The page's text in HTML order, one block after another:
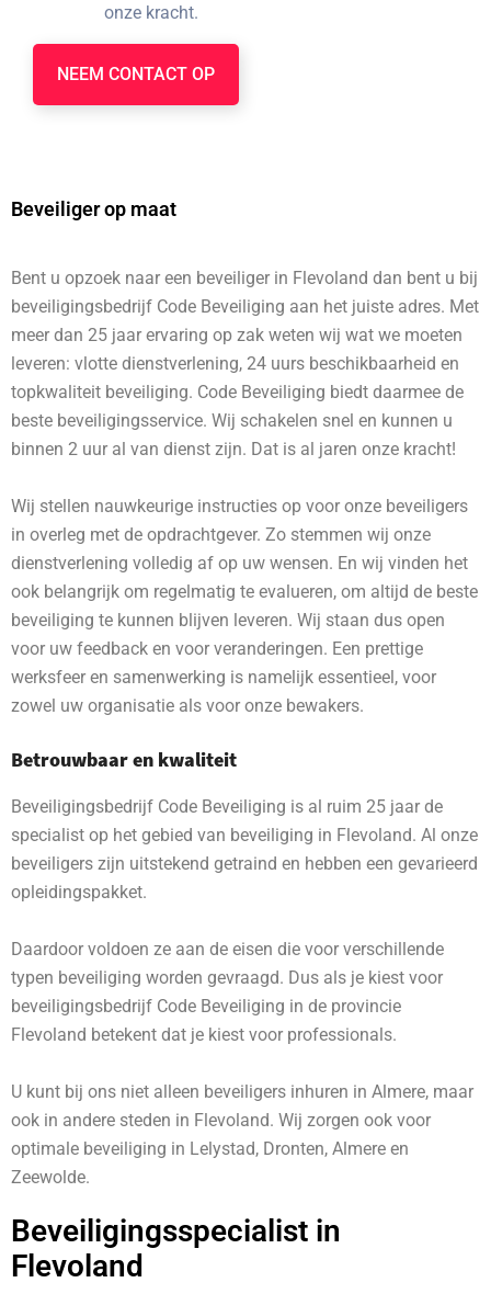
onze kracht.
NEEM CONTACT OP
Beveiliger op maat
Bent u opzoek naar een beveiliger in Flevoland dan bent u bij
beveiligingsbedrijf Code Beveiliging aan het juiste adres. Met
meer dan 25 jaar ervaring op zak weten wij wat we moeten
leveren: vlotte dienstverlening, 24 uurs beschikbaarheid en
topkwaliteit beveiliging. Code Beveiliging biedt daarmee de
beste beveiligingsservice. Wij schakelen snel en kunnen u
binnen 2 uur al van dienst zijn. Dat is al jaren onze kracht!
Wij stellen nauwkeurige instructies op voor onze beveiligers
in overleg met de opdrachtgever. Zo stemmen wij onze
dienstverlening volledig af op uw wensen. En wij vinden het
ook belangrijk om regelmatig te evalueren, om altijd de beste
beveiliging te kunnen blijven leveren. Wij staan dus open
voor uw feedback en voor veranderingen. Een prettige
werksfeer en samenwerking is namelijk essentieel, voor
zowel uw organisatie als voor onze bewakers.
Betrouwbaar en kwaliteit
Beveiligingsbedrijf Code Beveiliging is al ruim 25 jaar de
specialist op het gebied van beveiliging in Flevoland. Al onze
beveiligers zijn uitstekend getraind en hebben een gevarieerd
opleidingspakket.
Daardoor voldoen ze aan de eisen die voor verschillende
typen beveiliging worden gevraagd. Dus als je kiest voor
beveiligingsbedrijf Code Beveiliging in de provincie
Flevoland betekent dat je kiest voor professionals.
U kunt bij ons niet alleen beveiligers inhuren in Almere, maar
ook in andere steden in Flevoland. Wij zorgen ook voor
optimale beveiliging in Lelystad, Dronten, Almere en
Zeewolde.
Beveiligingsspecialist in
Flevoland